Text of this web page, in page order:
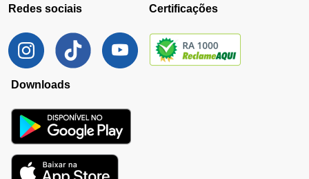
Redes sociais Certificações
Downloads